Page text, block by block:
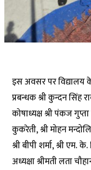
इस अवसर पर विद्यालय के
प्रबन्धक श्री कुन्दन सिंह
कोषाध्यक्ष श्री पंकज
कुकरेती, श्री मोहन
श्री बीपी शर्मा, श्री एम.
अध्यक्षा श्रीमती लता